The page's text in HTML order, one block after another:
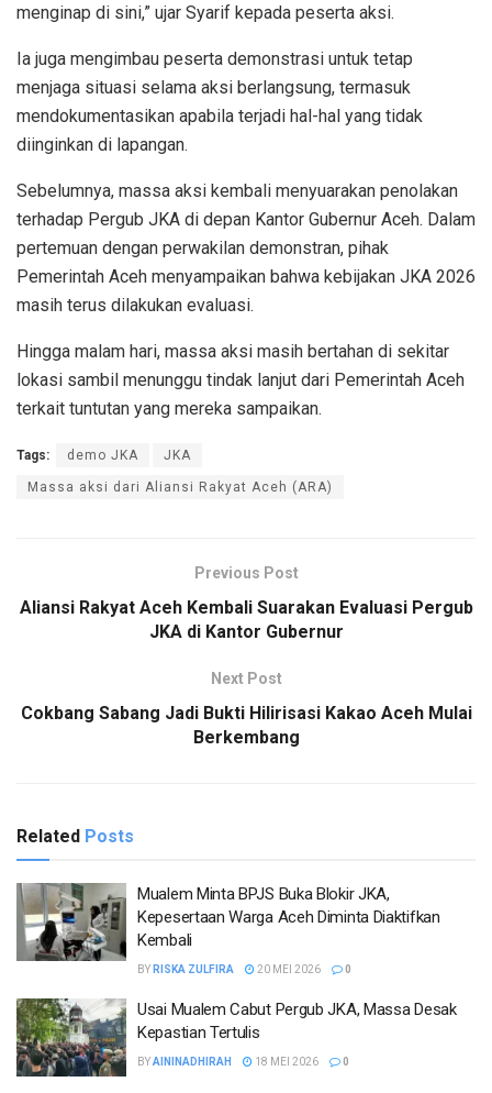
menginap di sini,” ujar Syarif kepada peserta aksi.
Ia juga mengimbau peserta demonstrasi untuk tetap
menjaga situasi selama aksi berlangsung, termasuk
mendokumentasikan apabila terjadi hal-hal yang tidak
diinginkan di lapangan.
Sebelumnya, massa aksi kembali menyuarakan penolakan
terhadap Pergub JKA di depan Kantor Gubernur Aceh. Dalam
pertemuan dengan perwakilan demonstran, pihak
Pemerintah Aceh menyampaikan bahwa kebijakan JKA 2026
masih terus dilakukan evaluasi.
Hingga malam hari, massa aksi masih bertahan di sekitar
lokasi sambil menunggu tindak lanjut dari Pemerintah Aceh
terkait tuntutan yang mereka sampaikan.
Tags: demo JKA JKA
Massa aksi dari Aliansi Rakyat Aceh (ARA)
Previous Post
Aliansi Rakyat Aceh Kembali Suarakan Evaluasi Pergub
JKA di Kantor Gubernur
Next Post
Cokbang Sabang Jadi Bukti Hilirisasi Kakao Aceh Mulai
Berkembang
Related Posts
Mualem Minta BPJS Buka Blokir JKA,
Kepesertaan Warga Aceh Diminta Diaktifkan
Kembali
BY RISKA ZULFIRA 20 MEI 2026 0
Usai Mualem Cabut Pergub JKA, Massa Desak
Kepastian Tertulis
BYAININADHIRAH 18 MEI 2026 0